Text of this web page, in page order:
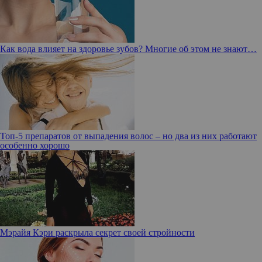
Как вода влияет на здоровье зубов? Многие об этом не знают…
Топ-5 препаратов от выпадения волос – но два из них работают
особенно хорошо
Мэрайя Кэри раскрыла секрет своей стройности